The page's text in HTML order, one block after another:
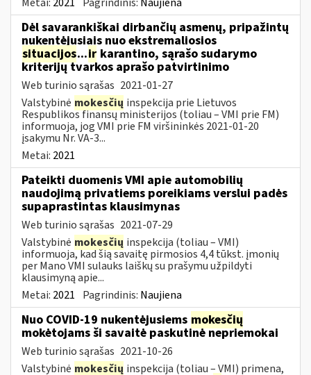
Dėl savarankiškai dirbančių asmenų, pripažintų
nukentėjusiais nuo ekstremaliosios
situacijos...ir karantino, sąrašo sudarymo
kriterijų tvarkos aprašo patvirtinimo
Web turinio sąrašas 2021-01-27
Valstybinė mokesčių inspekcija prie Lietuvos
Respublikos finansų ministerijos (toliau – VMI prie FM)
informuoja, jog VMI prie FM viršininkės 2021-01-20
įsakymu Nr. VA-3...
Metai: 2021
Pateikti duomenis VMI apie automobilių
naudojimą privatiems poreikiams verslui padės
supaprastintas klausimynas
Web turinio sąrašas 2021-07-29
Valstybinė mokesčių inspekcija (toliau – VMI)
informuoja, kad šią savaitę pirmosios 4,4 tūkst. įmonių
per Mano VMI sulauks laiškų su prašymu užpildyti
klausimyną apie...
Metai: 2021 Pagrindinis: Naujiena
Nuo COVID-19 nukentėjusiems mokesčių
mokėtojams ši savaitė paskutinė nepriemokai
Web turinio sąrašas 2021-10-26
Valstybinė mokesčių inspekcija (toliau – VMI) primena,